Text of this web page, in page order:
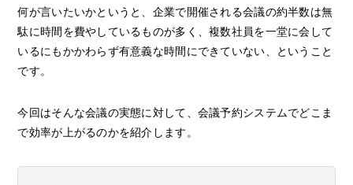
何が言いたいかというと、企業で開催される会議の約半数は無
駄に時間を費やしているものが多く、複数社員を一堂に会して
いるにもかかわらず有意義な時間にできていない、ということ
です。
今回はそんな会議の実態に対して、会議予約システムでどこま
で効率が上がるのかを紹介します。